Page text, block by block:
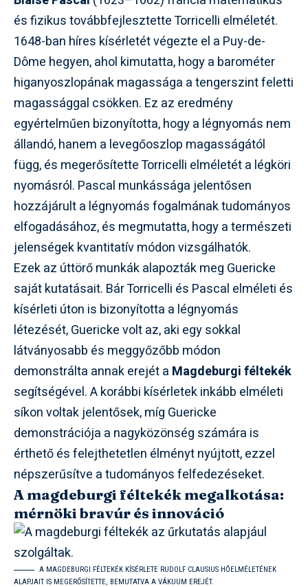
és fizikus továbbfejlesztette Torricelli elméletét.
1648-ban híres kísérletét végezte el a Puy-de-
Dôme hegyen, ahol kimutatta, hogy a barométer
higanyoszlopának magassága a tengerszint feletti
magassággal csökken. Ez az eredmény
egyértelműen bizonyította, hogy a légnyomás nem
állandó, hanem a levegőoszlop magasságától
függ, és megerősítette Torricelli elméletét a légköri
nyomásról. Pascal munkássága jelentősen
hozzájárult a légnyomás fogalmának tudományos
elfogadásához, és megmutatta, hogy a természeti
jelenségek kvantitatív módon vizsgálhatók.
Ezek az úttörő munkák alapozták meg Guericke
saját kutatásait. Bár Torricelli és Pascal elméleti és
kísérleti úton is bizonyította a légnyomás
létezését, Guericke volt az, aki egy sokkal
látványosabb és meggyőzőbb módon
demonstrálta annak erejét a Magdeburgi féltekék
segítségével. A korábbi kísérletek inkább elméleti
síkon voltak jelentősek, míg Guericke
demonstrációja a nagyközönség számára is
érthető és felejthetetlen élményt nyújtott, ezzel
népszerűsítve a tudományos felfedezéseket.
A magdeburgi féltekék megalkotása:
mérnöki bravúr és innováció
A MAGDEBURGI FÉLTEKÉK KÍSÉRLETE RUDOLF CLAUSIUS HŐELMÉLETÉNEK
ALAPJAIT IS MEGERŐSÍTETTE, BEMUTATVA A VÁKUUM EREJÉT.